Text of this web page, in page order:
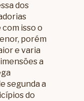
dos
isso o
porém
e varia
a
segunda a
do